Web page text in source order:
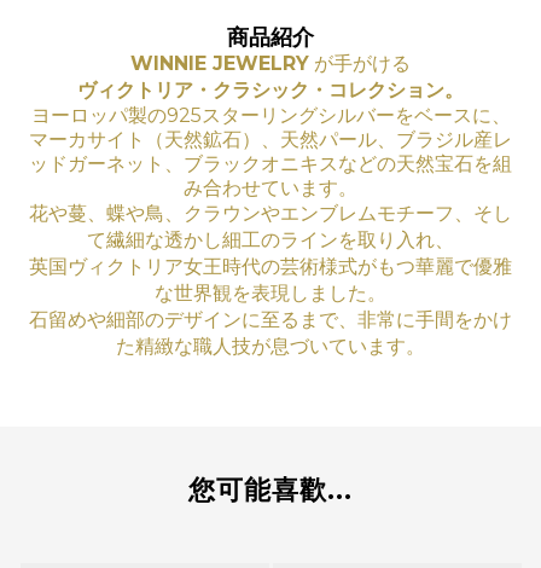
商品紹介
WINNIE JEWELRY が手がける
ヴィクトリア・クラシック・コレクション。
ヨーロッパ製の925スターリングシルバーをベースに、
マーカサイト（天然鉱石）、天然パール、ブラジル産レ
ッドガーネット、ブラックオニキスなどの天然宝石を組
み合わせています。
花や蔓、蝶や鳥、クラウンやエンブレムモチーフ、そし
て繊細な透かし細工のラインを取り入れ、
英国ヴィクトリア女王時代の芸術様式がもつ華麗で優雅
な世界観を表現しました。
石留めや細部のデザインに至るまで、非常に手間をかけ
た精緻な職人技が息づいています。
您可能喜歡...